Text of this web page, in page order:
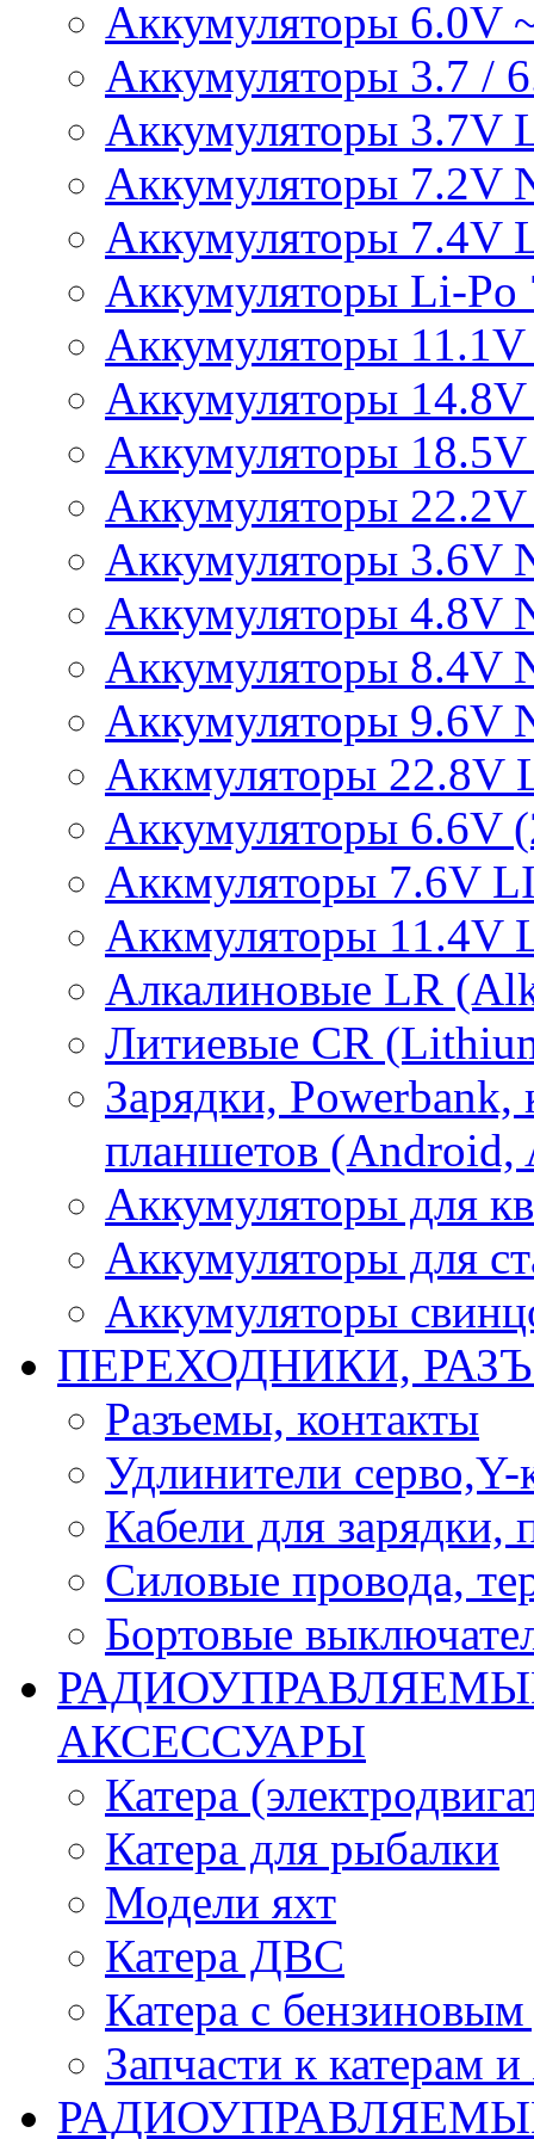
Аккумуляторы 6.0V
Аккумуляторы 3.7 /
Аккумуляторы 3.7V
Аккумуляторы 7.2V
Аккумуляторы 7.4V
Аккумуляторы Li-Po
Аккумуляторы
Аккумуляторы
Аккумуляторы
Аккумуляторы
Аккумуляторы 3.6V
Аккумуляторы 4.8V
Аккумуляторы 8.4V
Аккумуляторы 9.6V
Аккмуляторы 22.8V
Аккумуляторы 6.6V
Аккмуляторы 7.6V
Аккмуляторы 11.4V
Алкалиновые LR
Литиевые CR
Зарядки, Powerbank,
планшетов (Android,
Аккумуляторы для
Аккумуляторы для
Аккумуляторы
ПЕРЕХОДНИКИ,
Разъемы, контакты
Удлинители серво,Y-
Кабели для зарядки,
Силовые провода,
Бортовые
АКСЕССУАРЫ
Катера
Катера для рыбалки
Модели яхт
Катера ДВС
Катера с бензиновым
Запчасти к катерам